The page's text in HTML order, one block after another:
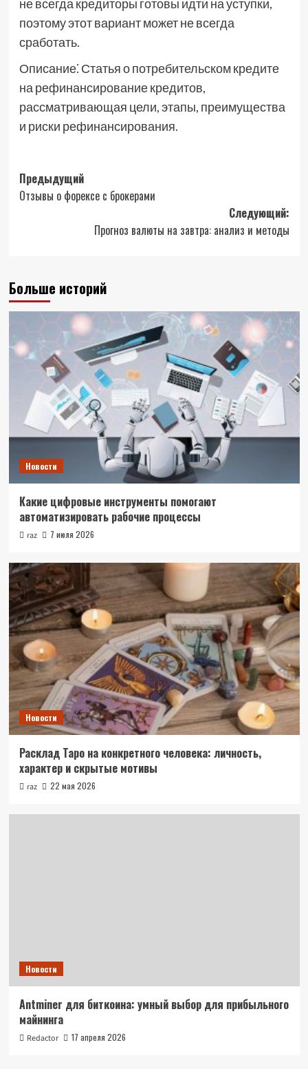
не всегда кредиторы готовы идти на уступки,
поэтому этот вариант может не всегда
сработать.
Описание⁚ Статья о потребительском кредите
на рефинансирование кредитов,
рассматривающая цели, этапы, преимущества
и риски рефинансирования.
Навигация
записи
Предыдущий
Отзывы о форексе с брокерами
Следующий:
Прогноз валюты на завтра: анализ и методы
Больше историй
Новости
Какие цифровые инструменты помогают
автоматизировать рабочие процессы
raz 7 июля 2026
Новости
Расклад Таро на конкретного человека: личность,
характер и скрытые мотивы
raz 22 мая 2026
Новости
Antminer для биткоина: умный выбор для прибыльного
майнинга
Redactor 17 апреля 2026